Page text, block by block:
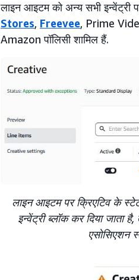
लाइन आइटम को अन्य सभी इन्वेंट्री
Stores, Freevee, Prime
Amazon पॉलिसी शामिल हैं.
लाइन आइटम पर क्रिएटिव के
इन्वेंट्री ब्लॉक कर दिया जाता
एसोसिएशन